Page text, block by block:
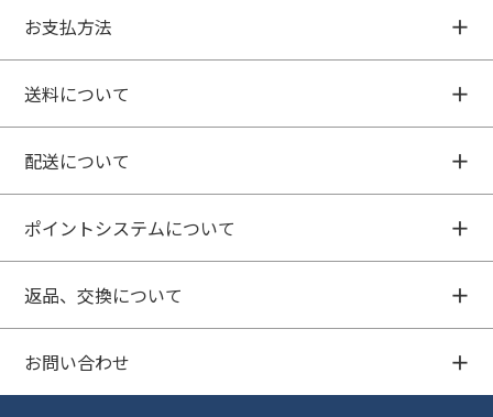
お支払方法
送料について
配送について
ポイントシステムについて
返品、交換について
お問い合わせ